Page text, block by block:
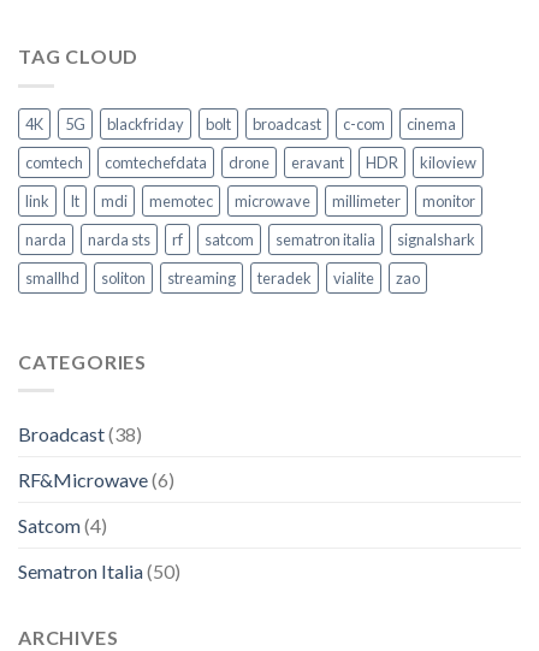
garantire
la
Sicurezza
nel
trasporto
pubblico
–
Video
Intervento
TAG CLOUD
4K 5G blackfriday bolt broadcast c-com
cinema
comtech
comtechefdata drone eravant HDR
kiloview
link
lt mdi memotec microwave millimeter
monitor
narda
narda sts rf satcom sematron italia
signalshark
smallhd
soliton streaming teradek vialite zao
CATEGORIES
Broadcast(38)
RF&Microwave(6)
Satcom(4)
Sematron Italia(50)
ARCHIVES